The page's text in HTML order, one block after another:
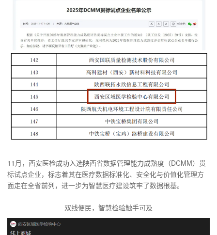
11月，西安医检成功入选陕西省数据管理能力成熟度（DCMM）贯
标试点企业，标志着其在医疗数据标准化、安全化与价值化管理方
面走在全省前列，进一步为智慧医疗建设筑牢了数据根基。
双线便民，智慧检验触手可及